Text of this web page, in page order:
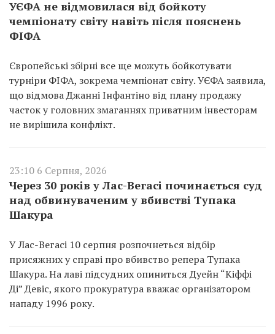
УЄФА не відмовилася від бойкоту
чемпіонату світу навіть після пояснень
ФІФА
Європейські збірні все ще можуть бойкотувати
турніри ФІФА, зокрема чемпіонат світу. УЄФА заявила,
що відмова Джанні Інфантіно від плану продажу
часток у головних змаганнях приватним інвесторам
не вирішила конфлікт.
23:10 6 Серпня, 2026
Через 30 років у Лас-Вегасі починається суд
над обвинуваченим у вбивстві Тупака
Шакура
У Лас-Вегасі 10 серпня розпочнеться відбір
присяжних у справі про вбивство репера Тупака
Шакура. На лаві підсудних опиниться Дуейн “Кіффі
Ді” Девіс, якого прокуратура вважає організатором
нападу 1996 року.